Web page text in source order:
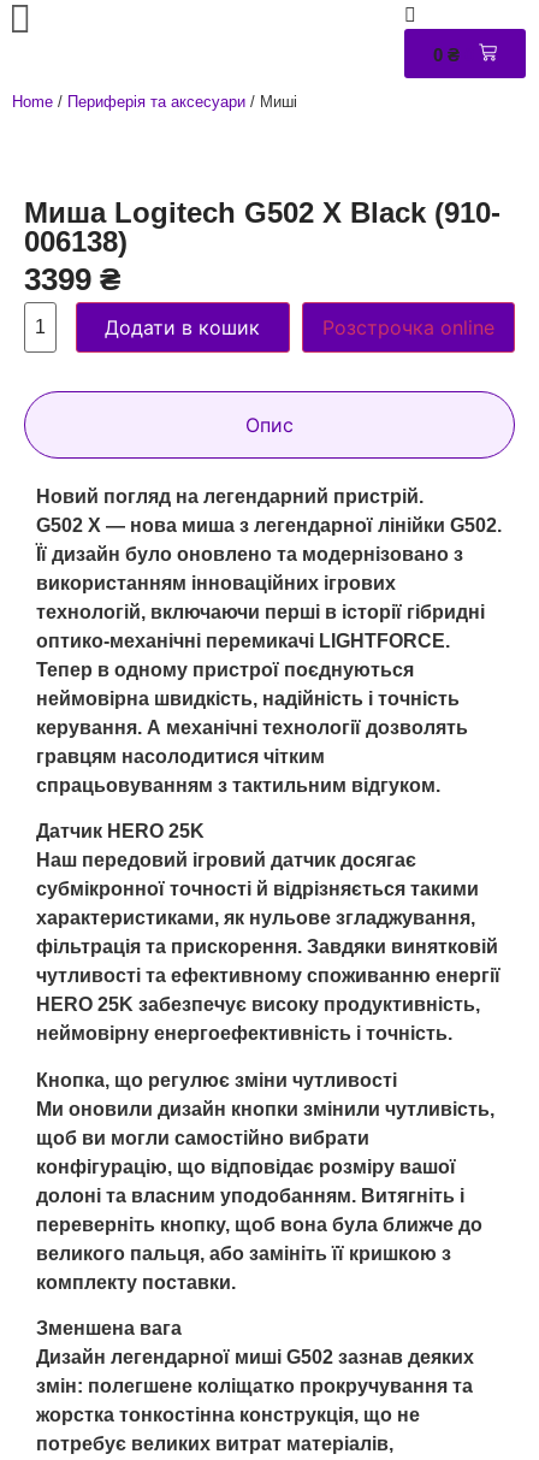
0 ₴
Home / Периферія та аксесуари / Миші
Миша Logitech G502 X Black (910-
006138)
3399 ₴
Додати в кошик Розстрочка online
Опис
Новий погляд на легендарний пристрій.
G502 X — нова миша з легендарної лінійки G502.
Її дизайн було оновлено та модернізовано з
використанням інноваційних ігрових
технологій, включаючи перші в історії гібридні
оптико-механічні перемикачі LIGHTFORCE.
Тепер в одному пристрої поєднуються
неймовірна швидкість, надійність і точність
керування. А механічні технології дозволять
гравцям насолодитися чітким
спрацьовуванням з тактильним відгуком.
Датчик HERO 25K
Наш передовий ігровий датчик досягає
субмікронної точності й відрізняється такими
характеристиками, як нульове згладжування,
фільтрація та прискорення. Завдяки винятковій
чутливості та ефективному споживанню енергії
HERO 25K забезпечує високу продуктивність,
неймовірну енергоефективність і точність.
Кнопка, що регулює зміни чутливості
Ми оновили дизайн кнопки змінили чутливість,
щоб ви могли самостійно вибрати
конфігурацію, що відповідає розміру вашої
долоні та власним уподобанням. Витягніть і
переверніть кнопку, щоб вона була ближче до
великого пальця, або замініть її кришкою з
комплекту поставки.
Зменшена вага
Дизайн легендарної миші G502 зазнав деяких
змін: полегшене коліщатко прокручування та
жорстка тонкостінна конструкція, що не
потребує великих витрат матеріалів,